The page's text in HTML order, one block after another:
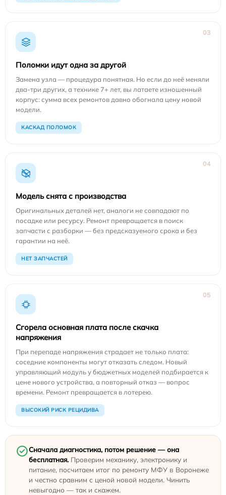
03
Поломки идут одна за другой
Замена узла — процедура понятная. Но если до неё меняли
два-три других, а технике 7+ лет, вы латаете изношенный
корпус: сумма всех ремонтов давно обогнала цену новой
модели.
КАСКАД ПОЛОМОК
04
Модель снята с производства
Оригинальных деталей нет, аналоги не совпадают по
посадке или ресурсу. Ремонт превращается в поиск
запчасти с разборки — без предсказуемого срока и без
гарантии на неё.
НЕТ ЗАПЧАСТЕЙ
05
Сгорела основная плата после скачка
напряжения
При перепаде напряжения страдает не только плата:
соседние компоненты могут отказать следом. Новый
управляющий модуль у бюджетных моделей подбирается к
цене нового устройства, а повторный отказ — вопрос
времени. Ремонт превращается в лотерею.
ВЫСОКИЙ РИСК РЕЦИДИВА
Сначала диагностика, потом решение — она
бесплатная. Проверим механику, электронику и
питание, посчитаем итог по ремонту МФУ в Воронеже
и честно сравним с ценой новой модели. Чинить
невыгодно — так и скажем.